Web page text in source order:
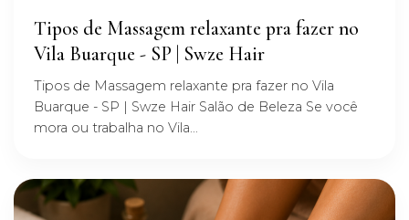
Tipos de Massagem relaxante pra fazer no
Vila Buarque - SP | Swze Hair
Tipos de Massagem relaxante pra fazer no Vila
Buarque - SP | Swze Hair Salão de Beleza Se você
mora ou trabalha no Vila...